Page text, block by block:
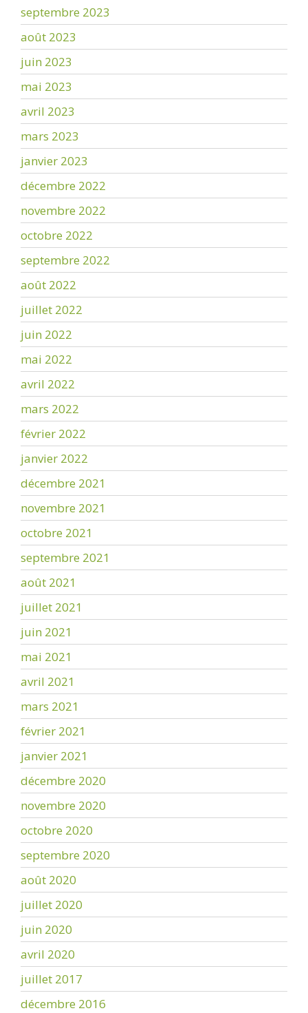
septembre 2023
août 2023
juin 2023
mai 2023
avril 2023
mars 2023
janvier 2023
décembre 2022
novembre 2022
octobre 2022
septembre 2022
août 2022
juillet 2022
juin 2022
mai 2022
avril 2022
mars 2022
février 2022
janvier 2022
décembre 2021
novembre 2021
octobre 2021
septembre 2021
août 2021
juillet 2021
juin 2021
mai 2021
avril 2021
mars 2021
février 2021
janvier 2021
décembre 2020
novembre 2020
octobre 2020
septembre 2020
août 2020
juillet 2020
juin 2020
avril 2020
juillet 2017
décembre 2016